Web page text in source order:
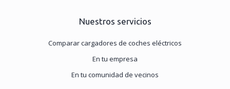
Nuestros servicios
Comparar cargadores de coches eléctricos
En tu empresa
En tu comunidad de vecinos